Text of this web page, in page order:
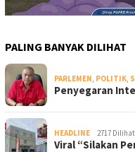
PALING BANYAK DILIHAT
PARLEMEN POLITIK
Penyegaran
HEADLINE 2717 Dilihat
Viral “Silakan